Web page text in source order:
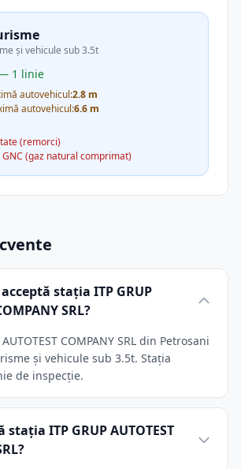
și vehicule sub 3.5t
1 linie
autovehicul:2.8 m
autovehicul:6.6 m
(remorci)
(gaz natural comprimat)
stația ITP GRUP
SRL?
COMPANY SRL din Petrosani
și vehicule sub 3.5t. Stația
de inspecție.
stația ITP GRUP AUTOTEST